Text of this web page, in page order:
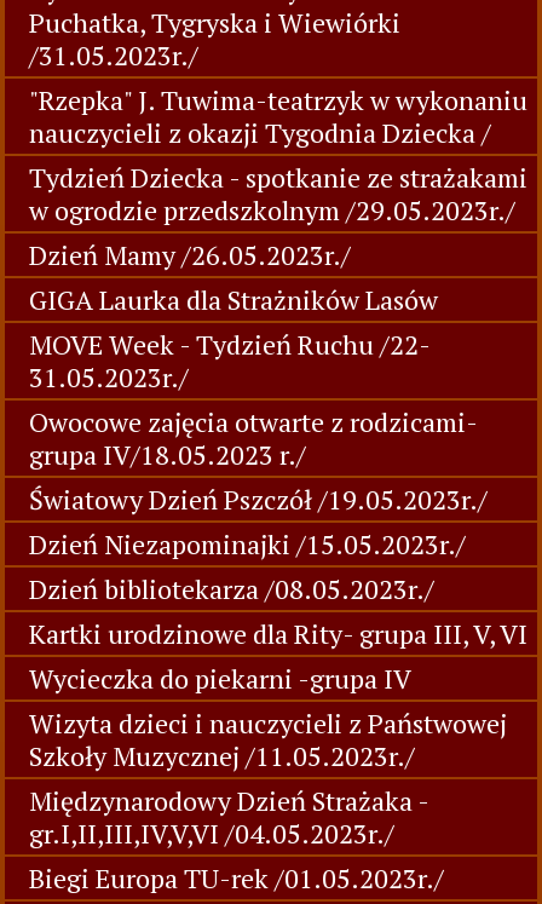
Puchatka, Tygryska i Wiewiórki
/31.05.2023r./
"Rzepka" J. Tuwima-teatrzyk w wykonaniu
nauczycieli z okazji Tygodnia Dziecka /
Tydzień Dziecka - spotkanie ze strażakami
w ogrodzie przedszkolnym /29.05.2023r./
Dzień Mamy /26.05.2023r./
GIGA Laurka dla Strażników Lasów
MOVE Week - Tydzień Ruchu /22-
31.05.2023r./
Owocowe zajęcia otwarte z rodzicami-
grupa IV/18.05.2023 r./
Światowy Dzień Pszczół /19.05.2023r./
Dzień Niezapominajki /15.05.2023r./
Dzień bibliotekarza /08.05.2023r./
Kartki urodzinowe dla Rity- grupa III, V, VI
Wycieczka do piekarni -grupa IV
Wizyta dzieci i nauczycieli z Państwowej
Szkoły Muzycznej /11.05.2023r./
Międzynarodowy Dzień Strażaka -
gr.I,II,III,IV,V,VI /04.05.2023r./
Biegi Europa TU-rek /01.05.2023r./